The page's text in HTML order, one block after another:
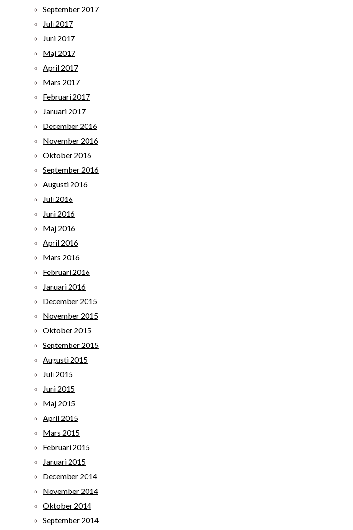
September 2017
Juli 2017
Juni 2017
Maj 2017
April 2017
Mars 2017
Februari 2017
Januari 2017
December 2016
November 2016
Oktober 2016
September 2016
Augusti 2016
Juli 2016
Juni 2016
Maj 2016
April 2016
Mars 2016
Februari 2016
Januari 2016
December 2015
November 2015
Oktober 2015
September 2015
Augusti 2015
Juli 2015
Juni 2015
Maj 2015
April 2015
Mars 2015
Februari 2015
Januari 2015
December 2014
November 2014
Oktober 2014
September 2014